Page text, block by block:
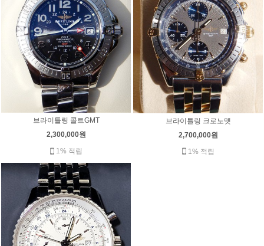
브라이틀링 콜트GMT
2,300,000원
1% 적립
브라이틀링 크로노맷
2,700,000원
1% 적립